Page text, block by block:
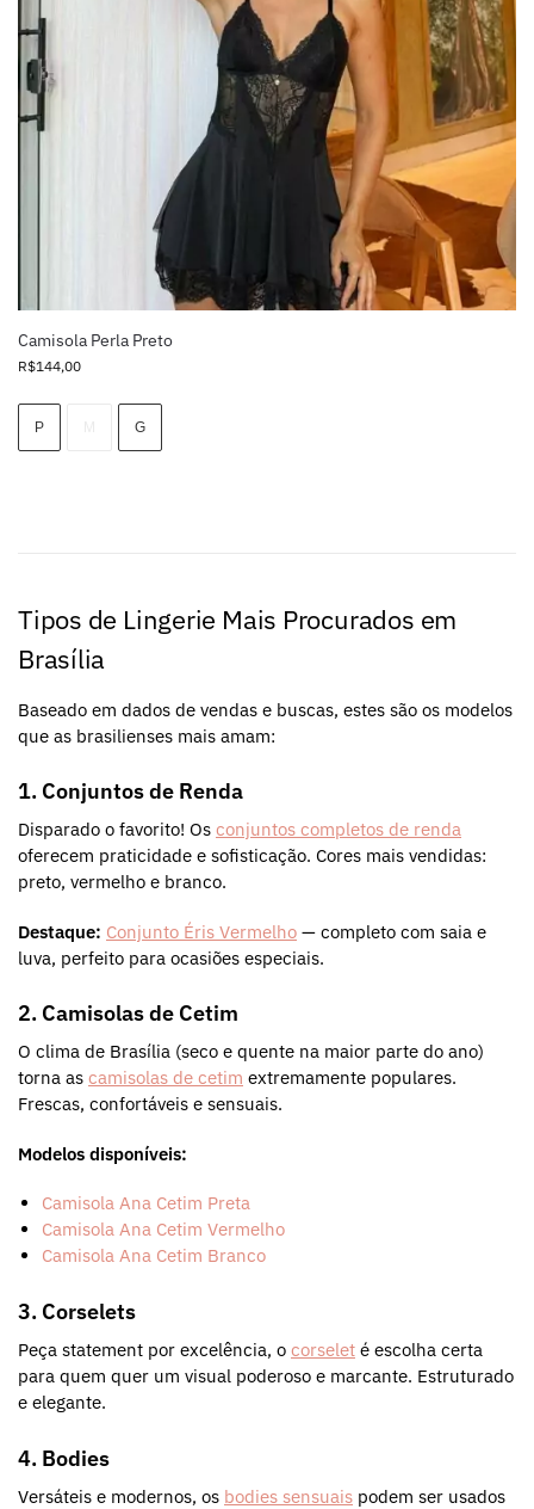
Camisola Perla Preto
R$144,00
P G
Tipos de Lingerie Mais Procurados em
Brasília
Baseado em dados de vendas e buscas, estes são os modelos
que as brasilienses mais amam:
1. Conjuntos de Renda
Disparado o favorito! Os conjuntos completos de renda
oferecem praticidade e sofisticação. Cores mais vendidas:
preto, vermelho e branco.
Destaque: Conjunto Éris Vermelho — completo com saia e
luva, perfeito para ocasiões especiais.
2. Camisolas de Cetim
O clima de Brasília (seco e quente na maior parte do ano)
torna as camisolas de cetim extremamente populares.
Frescas, confortáveis e sensuais.
Modelos disponíveis:
Camisola Ana Cetim Preta
Camisola Ana Cetim Vermelho
Camisola Ana Cetim Branco
3. Corselets
Peça statement por excelência, o corselet é escolha certa
para quem quer um visual poderoso e marcante. Estruturado
e elegante.
4. Bodies
Versáteis e modernos, os bodies sensuais podem ser usados